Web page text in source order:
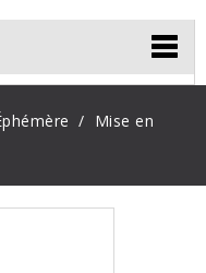
Mise en